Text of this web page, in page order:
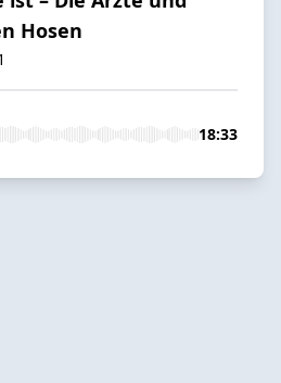
Hosen
18:33